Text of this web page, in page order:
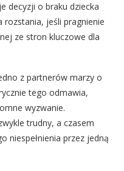
decyzji o braku dziecka
rozstania, jeśli pragnienie
ze stron kluczowe dla
z partnerów marzy o
tego odmawia,
wyzwanie.
trudny, a czasem
niespełnienia przez jedną